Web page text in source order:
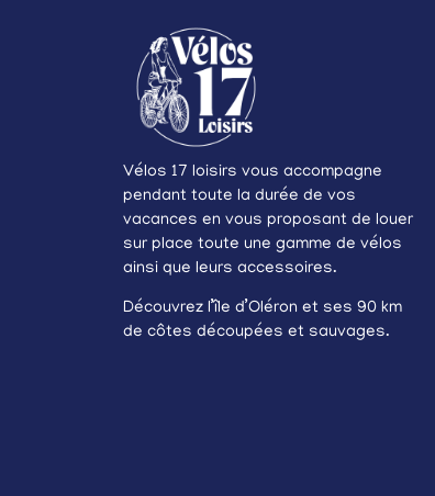
Vélos 17 loisirs vous accompagne
pendant toute la durée de vos
vacances en vous proposant de louer
sur place toute une gamme de vélos
ainsi que leurs accessoires.
Découvrez l’île d’Oléron et ses 90 km
de côtes découpées et sauvages.